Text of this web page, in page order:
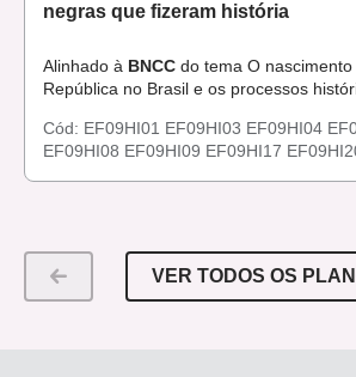
negras que fizeram história
Alinhado à BNCC do tema O nascimento
República no Brasil e os processos
Cód: EF09HI01 EF09HI03 EF09HI04
EF09HI08 EF09HI09 EF09HI17
VER TODOS OS